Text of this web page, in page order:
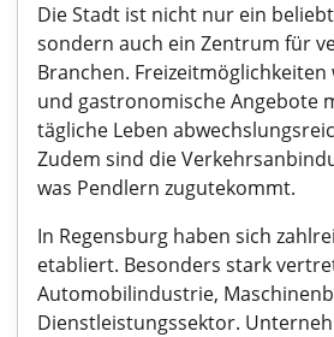
Die Stadt ist nicht nur ein
sondern auch ein Zentrum für
Branchen. Freizeitmöglichkeiten
und gastronomische Angebote
tägliche Leben
Zudem sind die
was Pendlern zugutekommt.
In Regensburg haben sich
etabliert. Besonders stark
Automobilindustrie,
Dienstleistungssektor.